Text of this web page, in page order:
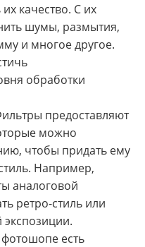
качество. С их
шумы, размытия,
и многое другое.
обработки
предоставляют
можно
чтобы придать ему
Например,
аналоговой
ретро-стиль или
экспозиции.
есть